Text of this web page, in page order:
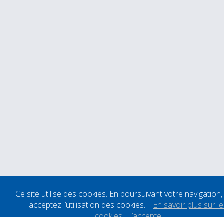
Ce site utilise des cookies. En poursuivant votre
acceptez l’utilisation des cookies.
En savoir plus sur